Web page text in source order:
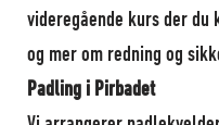
videregående kurs der
og mer om redning og
Padling i Pirbadet